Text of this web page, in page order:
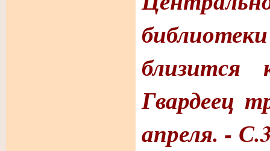
Гвардеец
апреля. -